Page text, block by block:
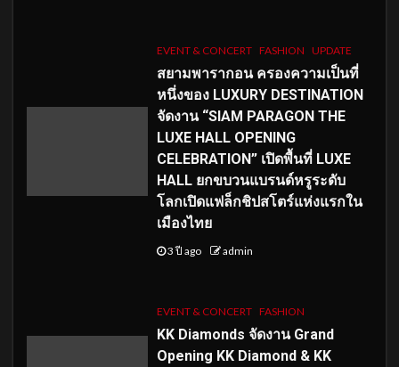
EVENT & CONCERT FASHION UPDATE
สยามพารากอน ครองความเป็นที่
หนึ่งของ LUXURY DESTINATION
จัดงาน “SIAM PARAGON THE
LUXE HALL OPENING
CELEBRATION” เปิดพื้นที่ LUXE
HALL ยกขบวนแบรนด์หรูระดับ
โลกเปิดแฟล็กชิปสโตร์แห่งแรกใน
เมืองไทย
3 ปี ago admin
EVENT & CONCERT FASHION
KK Diamonds จัดงาน Grand
Opening KK Diamond & KK